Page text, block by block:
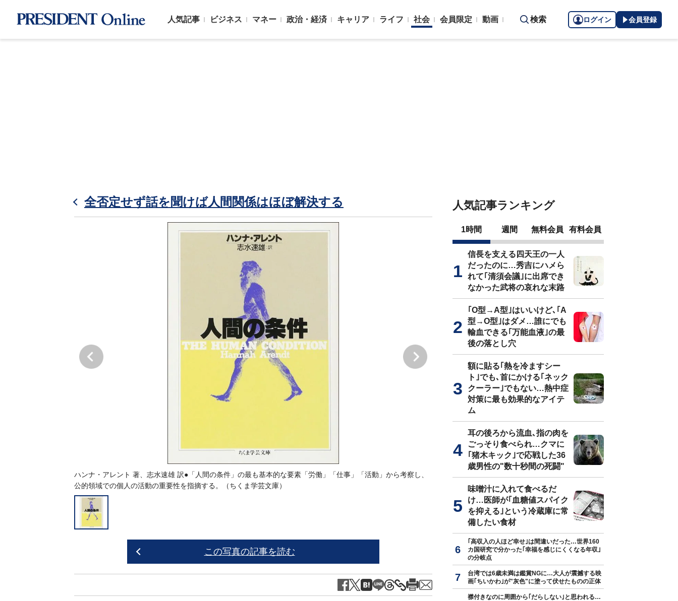
人気記事 ビジネス マネー 政治・経済 キャリア ライフ 社会 会員限定 動画 検索 ログイン 会員登録
全否定せず話を聞けば人間関係はほぼ解決する
ハンナ・アレント 著、志水速雄 訳●「人間の条件」の最も基本的な要素「労働」「仕事」「活動」から考察し、
公的領域での個人の活動の重要性を指摘する。（ちくま学芸文庫）
この写真の記事を読む
人気記事ランキング
1時間 週間 無料会員 有料会員
信長を支える四天王の一人
だったのに…秀吉にハメら
れて｢清須会議｣に出席でき
なかった武将の哀れな末路
｢O型→A型｣はいいけど､｢A
型→O型｣はダメ…誰にでも
輸血できる｢万能血液｣の最
後の落とし穴
額に貼る｢熱を冷ますシー
ト｣でも､首にかける｢ネック
クーラー｣でもない…熱中症
対策に最も効果的なアイテ
ム
耳の後ろから流血､指の肉を
ごっそり食べられ…クマに
｢猪木キック｣で応戦した36
歳男性の"数十秒間の死闘"
味噌汁に入れて食べるだ
け…医師が｢血糖値スパイク
を抑える｣という冷蔵庫に常
備したい食材
｢高収入の人ほど幸せ｣は間違いだった…世界160
カ国研究で分かった｢幸福を感じにくくなる年収｣
の分岐点
台湾では6歳未満は鑑賞NGに…大人が震撼する映
画｢ちいかわ｣が"灰色"に塗って伏せたものの正体
襟付きなのに周囲から｢だらしない｣と思われる…